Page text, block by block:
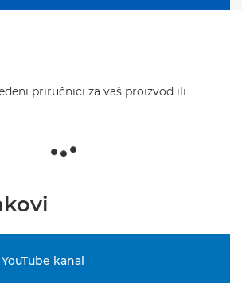
priručnici za vaš proizvod ili
kanal